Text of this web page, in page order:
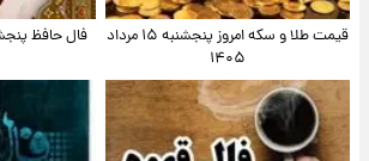
قیمت طلا و سکه امروز پنجشنبه ۱۵ مرداد
۱۴۰۵
فال حافظ پنجشنبه ۱۵ مرداد